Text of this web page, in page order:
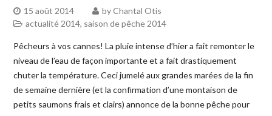
15 août 2014 byChantal Otis
actualité 2014, saison de pêche 2014
Pêcheurs à vos cannes! La pluie intense d’hier a fait remonter le
niveau de l’eau de façon importante et a fait drastiquement
chuter la température. Ceci jumelé aux grandes marées de la fin
de semaine dernière (et la confirmation d’une montaison de
petits saumons frais et clairs) annonce de la bonne pêche pour